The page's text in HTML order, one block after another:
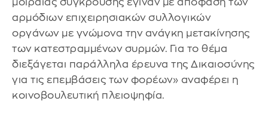
αρμόδιων επιχειρησιακών συλλογικών
οργάνων με γνώμονα την ανάγκη μετακίνησης
των κατεστραμμένων συρμών. Για το θέμα
διεξάγεται παράλληλα έρευνα της Δικαιοσύνης
για τις επεμβάσεις των φορέων» αναφέρει η
κοινοβουλευτική πλειοψηφία.